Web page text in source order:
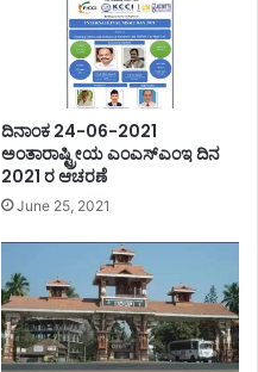
ದಿನಾಂಕ 24-06-2021
ಅಂತಾರಾಷ್ಟ್ರೀಯ ಎಂಎಸ್ಎಂಇ ದಿನ
2021 ರ ಆಚರಣೆ
June 25, 2021